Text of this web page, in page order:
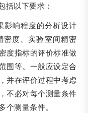
括以下要求：
影响程度的分析设计
密度、实验室间精密
度指标的评价标准做
围等。一般应设定合
并在评价过程中考虑
不必对每个测量条件
个测量条件。